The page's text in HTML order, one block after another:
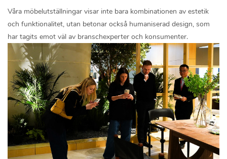
Våra möbelutställningar visar inte bara kombinationen av estetik
och funktionalitet, utan betonar också humaniserad design, som
har tagits emot väl av branschexperter och konsumenter.